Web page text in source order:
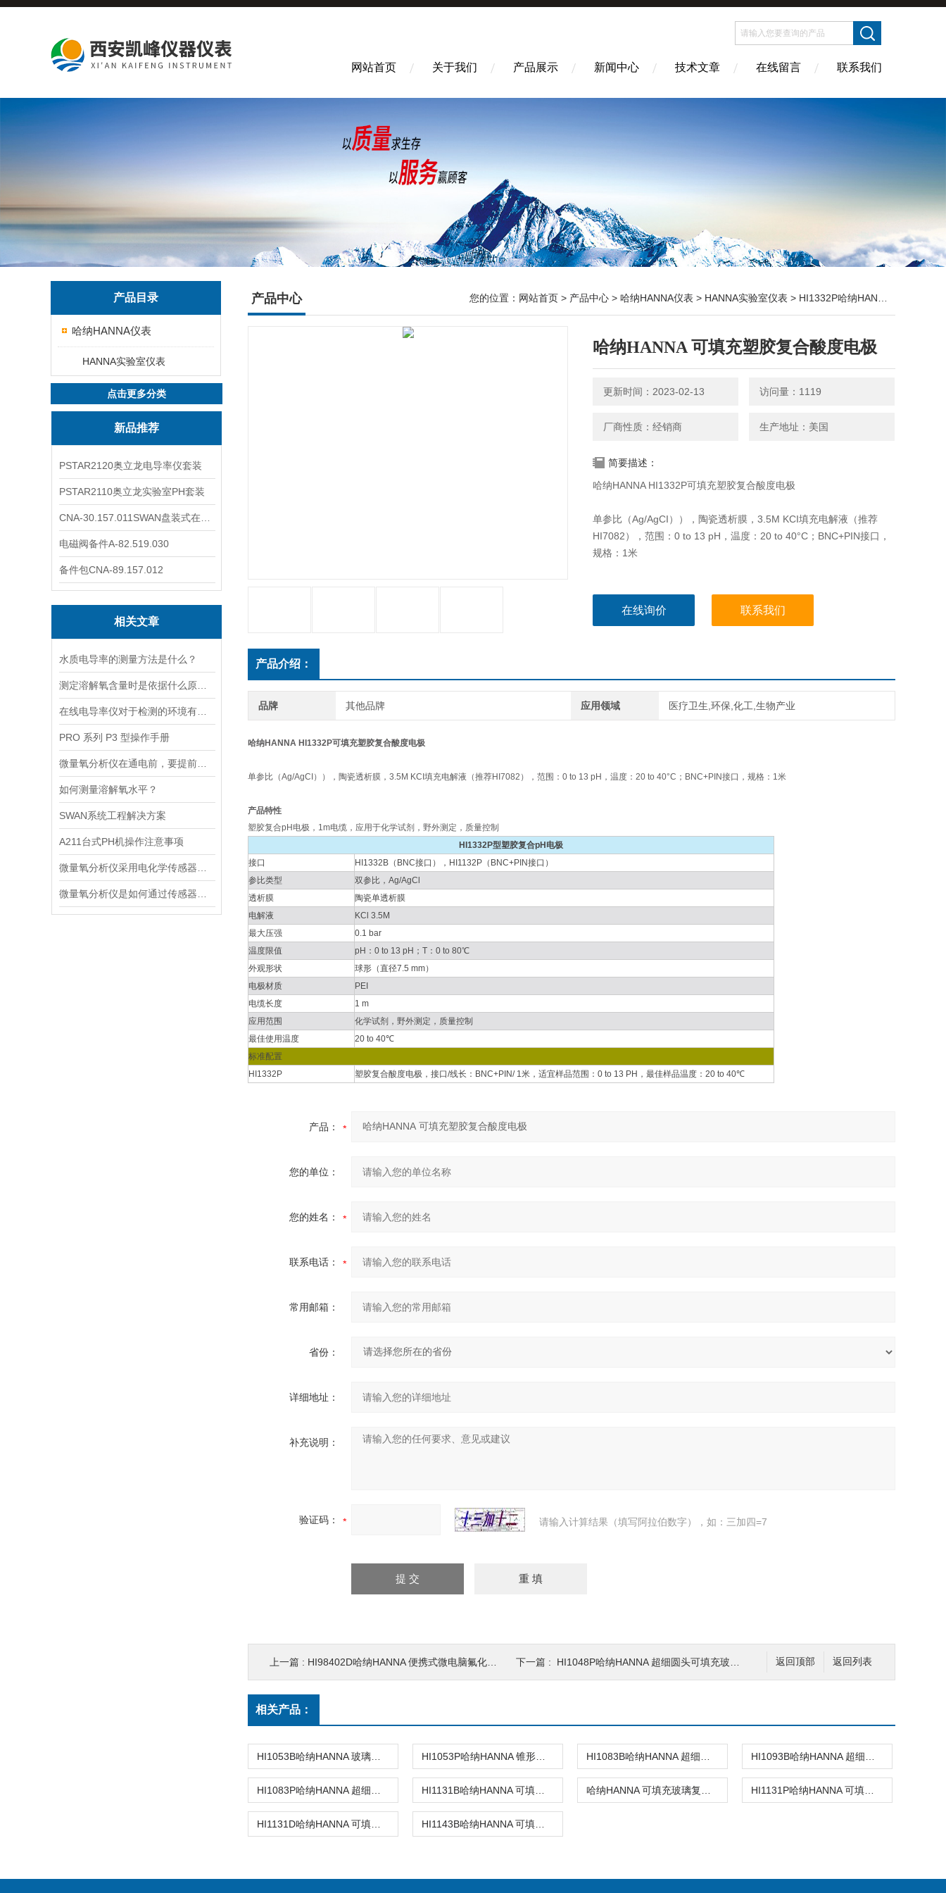
网站首页 关于我们 产品展示 新闻中心 技术文章 在线留言 联系我们
产品目录
哈纳HANNA仪表
HANNA实验室仪表
点击更多分类
新品推荐
PSTAR2120奥立龙电导率仪套装
PSTAR2110奥立龙实验室PH套装
电磁阀备件A-82.519.030
备件包CNA-89.157.012
相关文章
水质电导率的测量方法是什么？
PRO 系列 P3 型操作手册
如何测量溶解氧水平？
SWAN系统工程解决方案
A211台式PH机操作注意事项
产品中心 您的位置： 网站首页 > 产品中心 > 哈纳HANNA仪表 > HANNA实验室仪表 > HI1332P哈纳HANNA 可填充塑胶复合酸度电极
哈纳HANNA 可填充塑胶复合酸度电极
更新时间：2023-02-13 访问量：1119
厂商性质：经销商 生产地址：美国
简要描述：
哈纳HANNA HI1332P可填充塑胶复合酸度电极
单参比（Ag/AgCI）），陶瓷透析膜，3.5M KCI填充电解液（推荐
HI7082），范围：0 to 13 pH，温度：20 to 40°C；BNC+PIN接口，
规格：1米
在线询价 联系我们
产品介绍：
品牌 其他品牌 应用领域 医疗卫生,环保,化工,生物产业
哈纳HANNA HI1332P可填充塑胶复合酸度电极
单参比（Ag/AgCI）），陶瓷透析膜，3.5M KCI填充电解液（推荐HI7082），范围：0 to 13 pH，温度：20 to 40°C；BNC+PIN接口，规格：1米
产品特性
塑胶复合pH电极，1m电缆，应用于化学试剂，野外测定，质量控制
HI1332P型塑胶复合pH电极
接口
HI1332B（BNC接口），HI1132P（BNC+PIN接口）
参比类型
双参比，Ag/AgCl
透析膜
陶瓷单透析膜
电解液
KCl 3.5M
最大压强
0.1 bar
温度限值
pH：0 to 13 pH；T：0 to 80℃
外观形状
球形（直径7.5 mm）
电极材质
PEI
电缆长度
1 m
应用范围
化学试剂，野外测定，质量控制
最佳使用温度
20 to 40℃
标准配置
HI1332P
塑胶复合酸度电极，接口/线长：BNC+PIN/ 1米，适宜样品范围：0 to 13 PH，最佳样品温度：20 to 40℃
产品：
您的单位：
您的姓名：
联系电话：
常用邮箱：
省份：
详细地址：
补充说明：
验证码： 请输入计算结果（填写阿拉伯数字），如：三加四=7
返回列表
返回顶部
上一篇 : HI98402D哈纳HANNA 便携式微电脑氟化物(F-)测定仪 下一篇 : HI1048P哈纳HANNA 超细圆头可填充玻璃复合酸度电极
相关产品：